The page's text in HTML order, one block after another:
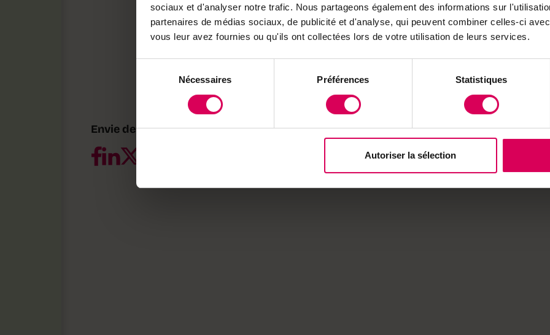
sociaux et d'analyser notre trafic. Nous partageons également des informations sur
partenaires de médias sociaux, de publicité et d'analyse, qui peuvent combiner celles-ci
vous leur avez fournies ou qu'ils ont collectées lors de votre utilisation de leurs services.
consentement
Nécessaires Préférences Statistiques
Autoriser la sélection
Die solitären Bienen sind bereits ab 12 °C und bei bewölktem Himmel aktiv
sorgen so für eine regelmässige Bestäubung. Die Insekten werden in
schlupfbereiten Kokons geliefert und lassen sich in speziellen Nistständen
Material dann zur fachgerechten Überwinterung der Kokons
Weitere Infos:
Envie de partager ?